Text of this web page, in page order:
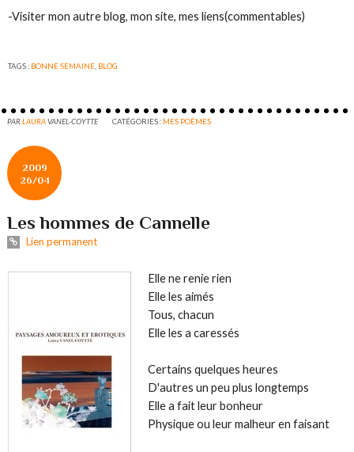
-Visiter mon autre blog, mon site, mes liens(commentables)
TAGS : BONNE SEMAINE BLOG
PARLAURAVANEL-COYTTE CATÉGORIES : MES POÈMES
2009
26/04
Les hommes de Cannelle
Lien permanent
Elle ne renie rien
Elle les aimés
Tous, chacun
Elle les a caressés
Certains quelques heures
D'autres un peu plus longtemps
Elle a fait leur bonheur
Physique ou leur malheur en faisant